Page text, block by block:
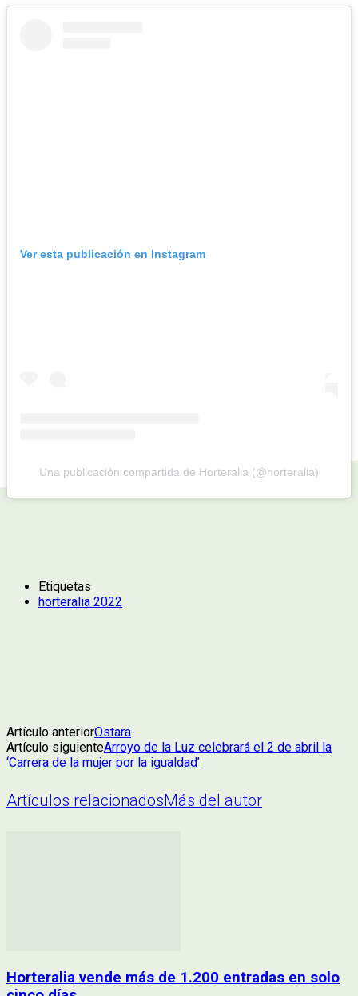
Ver esta publicación en Instagram
Una publicación compartida de Horteralia (@horteralia)
Etiquetas
horteralia 2022
Artículo anteriorOstara
Artículo siguienteArroyo de la Luz celebrará el 2 de abril la
‘Carrera de la mujer por la igualdad’
Artículos relacionadosMás del autor
Horteralia vende más de 1.200 entradas en solo